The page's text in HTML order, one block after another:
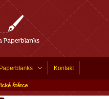
Paperblanks
Paperblanks Kontakt
štětce